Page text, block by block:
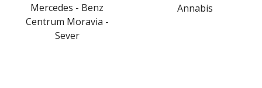
Mercedes - Benz
Centrum Moravia -
Sever
Annabis